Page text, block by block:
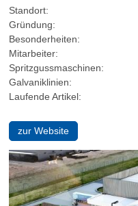
Standort:
Gründung:
Besonderheiten:
Mitarbeiter:
Spritzgussmaschinen:
Galvaniklinien:
Laufende Artikel:
zur Website